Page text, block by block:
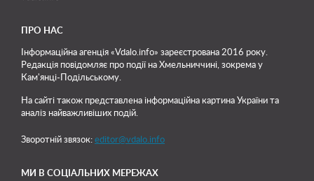
ПРО НАС
Інформаційна агенція «Vdalo.info» зареєстрована 2016 року.
Редакція повідомляє про події на Хмельниччині, зокрема у
Кам'янці-Подільському.
На сайті також представлена інформаційна картина України та
аналіз найважливіших подій.
Зворотній звязок: editor@vdalo.info
МИ В СОЦІАЛЬНИХ МЕРЕЖАХ